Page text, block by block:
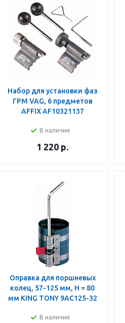
Набор для установки фаз
ГРМ VAG, 6 предметов
AFFIX AF10321137
В наличии
1 220 р.
Оправка для поршневых
колец, 57-125 мм, H = 80
мм KING TONY 9AC125-32
В наличии